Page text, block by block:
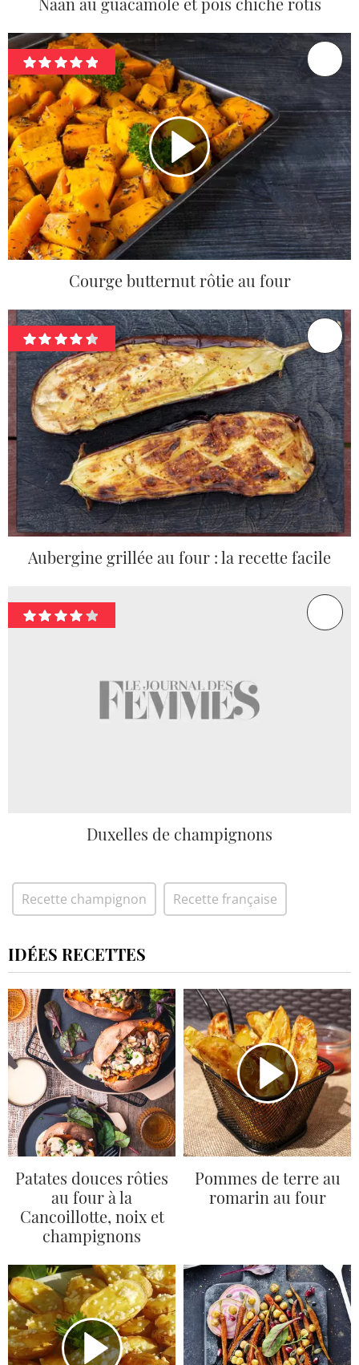
Courge butternut rôtie au four
Aubergine grillée au four : la recette facile
Duxelles de champignons
Recette champignon Recette française
IDÉES RECETTES
Patates douces rôties
au four à la
Cancoillotte, noix et
champignons
Pommes de terre au
romarin au four